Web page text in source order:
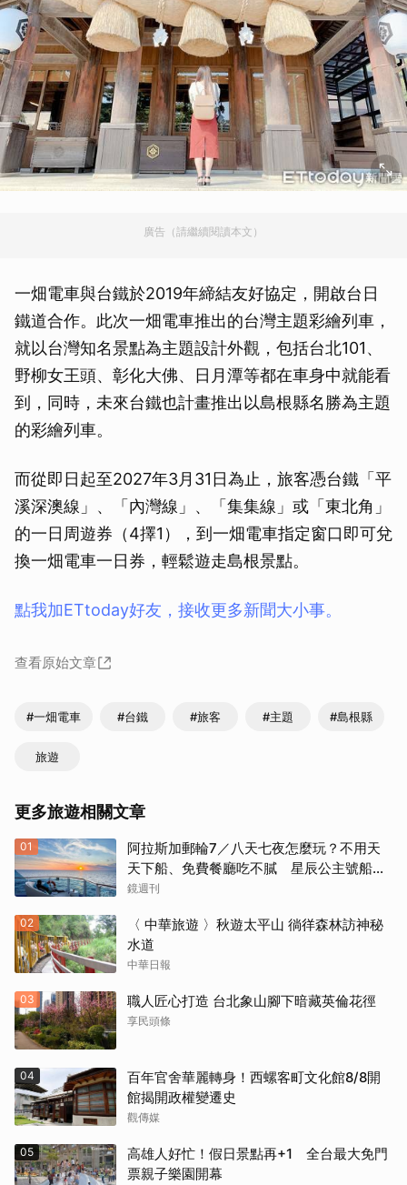
廣告（請繼續閱讀本文）
一畑電車與台鐵於2019年締結友好協定，開啟台日
鐵道合作。此次一畑電車推出的台灣主題彩繪列車，
就以台灣知名景點為主題設計外觀，包括台北101、
野柳女王頭、彰化大佛、日月潭等都在車身中就能看
到，同時，未來台鐵也計畫推出以島根縣名勝為主題
的彩繪列車。
而從即日起至2027年3月31日為止，旅客憑台鐵「平
溪深澳線」、「內灣線」、「集集線」或「東北角」
的一日周遊券（4擇1），到一畑電車指定窗口即可兌
換一畑電車一日券，輕鬆遊走島根景點。
點我加ETtoday好友，接收更多新聞大小事。
查看原始文章
#一畑電車 #台鐵 #旅客 #主題 #島根縣
旅遊
更多旅遊相關文章
01
阿拉斯加郵輪7／八天七夜怎麼玩？不用天
天下船、免費餐廳吃不膩 星辰公主號船上
一日生活公開
鏡週刊
02
〈 中華旅遊 〉秋遊太平山 徜徉森林訪神秘
水道
中華日報
03 職人匠心打造 台北象山腳下暗藏英倫花徑
享民頭條
04
百年官舍華麗轉身！西螺客町文化館8/8開
館揭開政權變遷史
觀傳媒
05
高雄人好忙！假日景點再+1 全台最大免門
票親子樂園開幕